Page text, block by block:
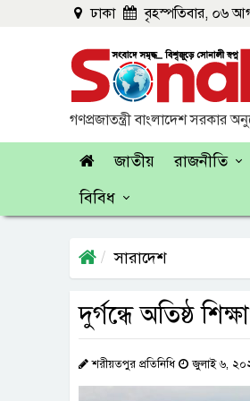
ঢাকা বৃহস্পতিবার, ০৬
গণপ্রজাতন্ত্রী বাংলাদেশ সরকার
জাতীয় রাজনীতি
বিবিধ
সারাদেশ
দুর্গন্ধে অতিষ্ঠ
শরীয়তপুর প্রতিনিধি জুলাই ৬,